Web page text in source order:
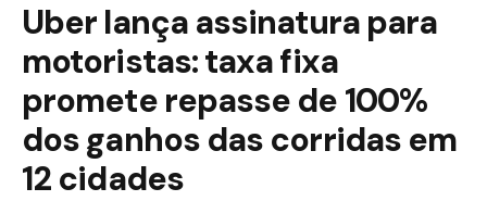
Uber lança assinatura para
motoristas: taxa fixa
promete repasse de 100%
dos ganhos das corridas em
12 cidades